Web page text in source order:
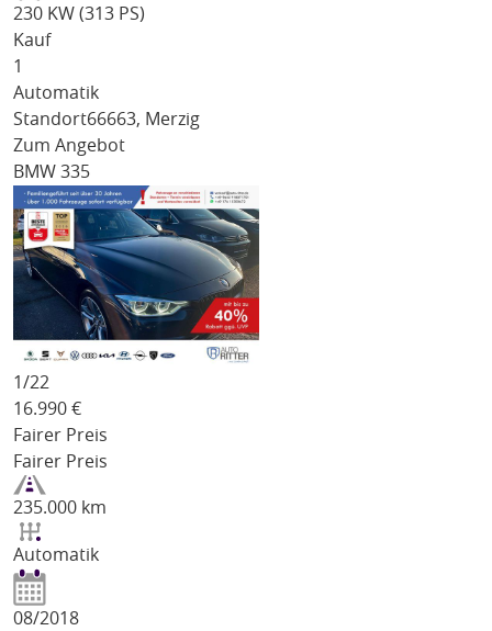
230 KW (313 PS)
Kauf
1
Automatik
Standort66663, Merzig
Zum Angebot
BMW 335
1/22
16.990 €
Fairer Preis
Fairer Preis
235.000 km
Automatik
08/2018